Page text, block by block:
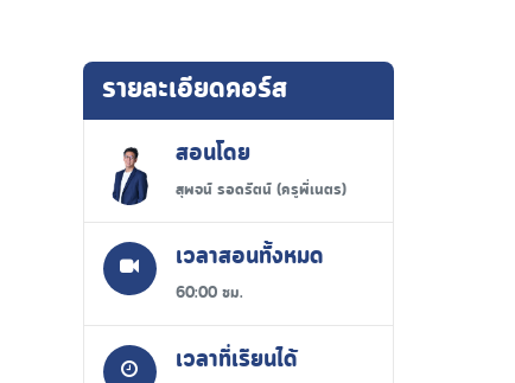
รายละเอียดคอร์ส
สอนโดย
สุพจน์ รอดรัตน์ (ครูพี่เนตร)
เวลาสอนทั้งหมด
60:00 ชม.
เวลาที่เรียนได้